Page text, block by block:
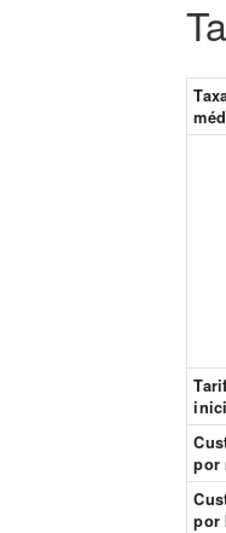
por
por